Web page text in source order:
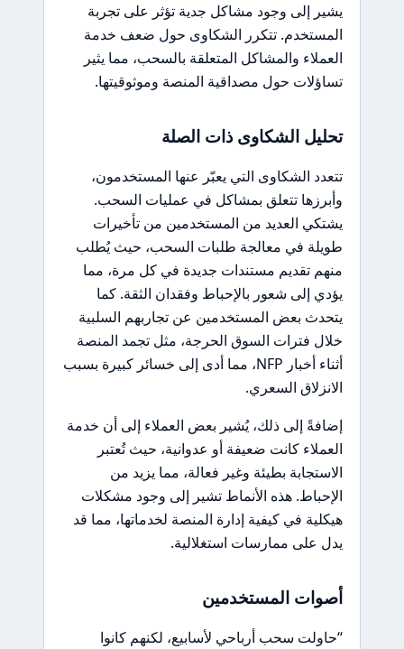
يشير إلى وجود مشاكل جدية تؤثر على تجربة
المستخدم. تتكرر الشكاوى حول ضعف خدمة
العملاء والمشاكل المتعلقة بالسحب، مما يثير
تساؤلات حول مصداقية المنصة وموثوقيتها.
تحليل الشكاوى ذات الصلة
تتعدد الشكاوى التي يعبّر عنها المستخدمون،
وأبرزها تتعلق بمشاكل في عمليات السحب.
يشتكي العديد من المستخدمين من تأخيرات
طويلة في معالجة طلبات السحب، حيث يُطلب
منهم تقديم مستندات جديدة في كل مرة، مما
يؤدي إلى شعور بالإحباط وفقدان الثقة. كما
يتحدث بعض المستخدمين عن تجاربهم السلبية
خلال فترات السوق الحرجة، مثل تجمد المنصة
أثناء أخبار NFP، مما أدى إلى خسائر كبيرة بسبب
الانزلاق السعري.
إضافةً إلى ذلك، يُشير بعض العملاء إلى أن خدمة
العملاء كانت ضعيفة أو عدوانية، حيث تُعتبر
الاستجابة بطيئة وغير فعالة، مما يزيد من
الإحباط. هذه الأنماط تشير إلى وجود مشكلات
هيكلية في كيفية إدارة المنصة لخدماتها، مما قد
يدل على ممارسات استغلالية.
أصوات المستخدمين
“حاولت سحب أرباحي لأسابيع، لكنهم كانوا